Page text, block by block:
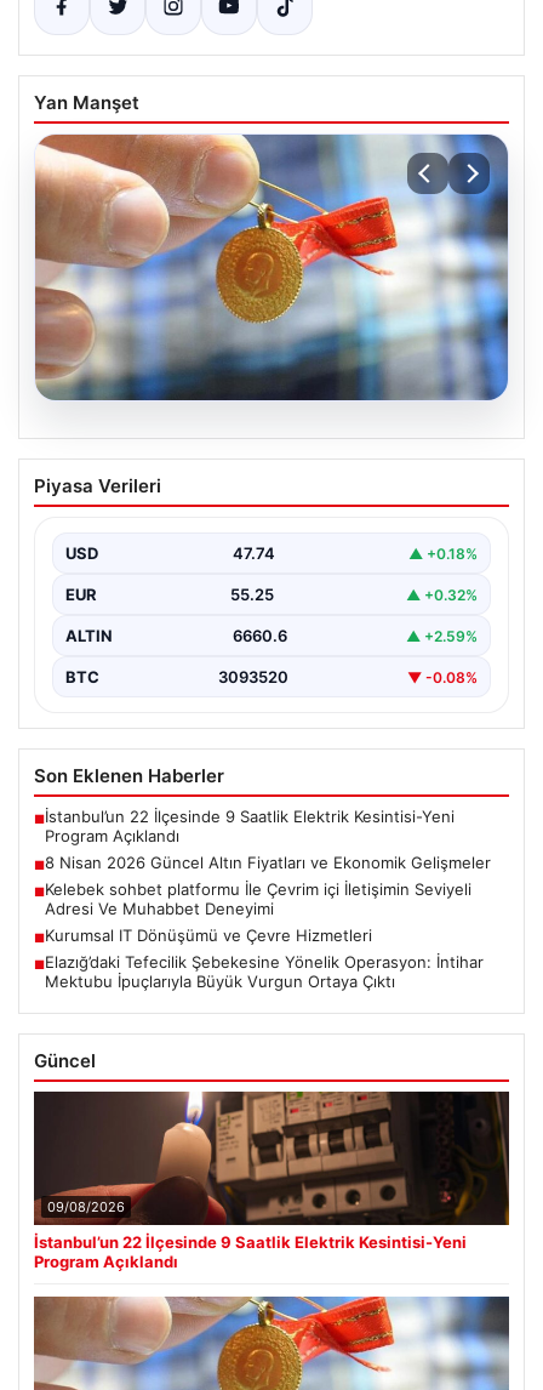
Yan Manşet
08.08.2026
8 Nisan 2026 Güncel Altın Fiyatları ve
Ekonomik Gelişmeler
jeopolitik gelişmelerle birlikte ekonomik verilerin de
etkisiyle hareketlilik…
Piyasa Verileri
USD 47.74 ▲ +0.18%
EUR 55.25 ▲ +0.32%
ALTIN 6660.6 ▲ +2.59%
BTC 3093520 ▼ -0.08%
Son Eklenen Haberler
■İstanbul’un 22 İlçesinde 9 Saatlik Elektrik Kesintisi-Yeni
Program Açıklandı
■8 Nisan 2026 Güncel Altın Fiyatları ve Ekonomik Gelişmeler
■Kelebek sohbet platformu İle Çevrim içi İletişimin Seviyeli
Adresi Ve Muhabbet Deneyimi
■Kurumsal IT Dönüşümü ve Çevre Hizmetleri
■Elazığ’daki Tefecilik Şebekesine Yönelik Operasyon: İntihar
Mektubu İpuçlarıyla Büyük Vurgun Ortaya Çıktı
Güncel
09/08/2026
İstanbul’un 22 İlçesinde 9 Saatlik Elektrik Kesintisi-Yeni
Program Açıklandı